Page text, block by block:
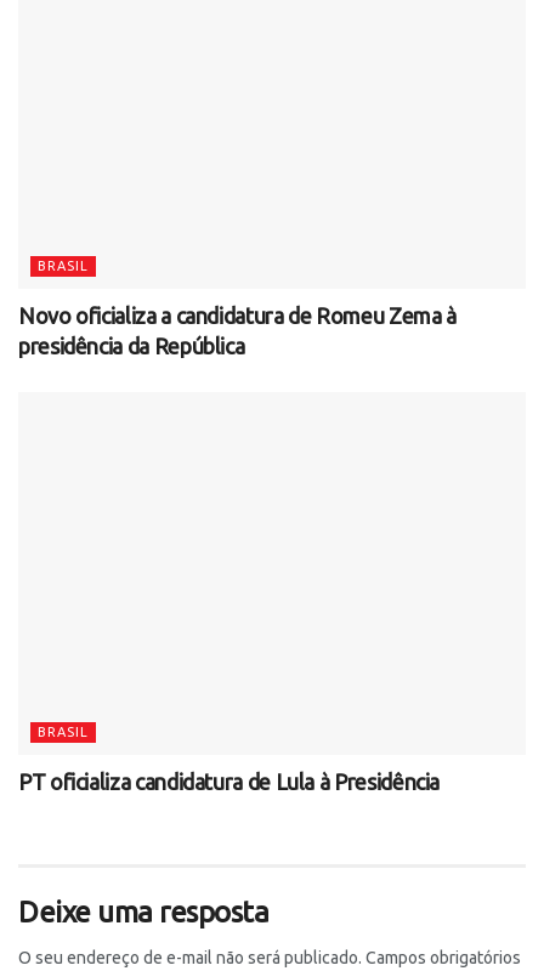
BRASIL
Novo oficializa a candidatura de Romeu Zema à
presidência da República
BRASIL
PT oficializa candidatura de Lula à Presidência
Deixe uma resposta
O seu endereço de e-mail não será publicado. Campos obrigatórios